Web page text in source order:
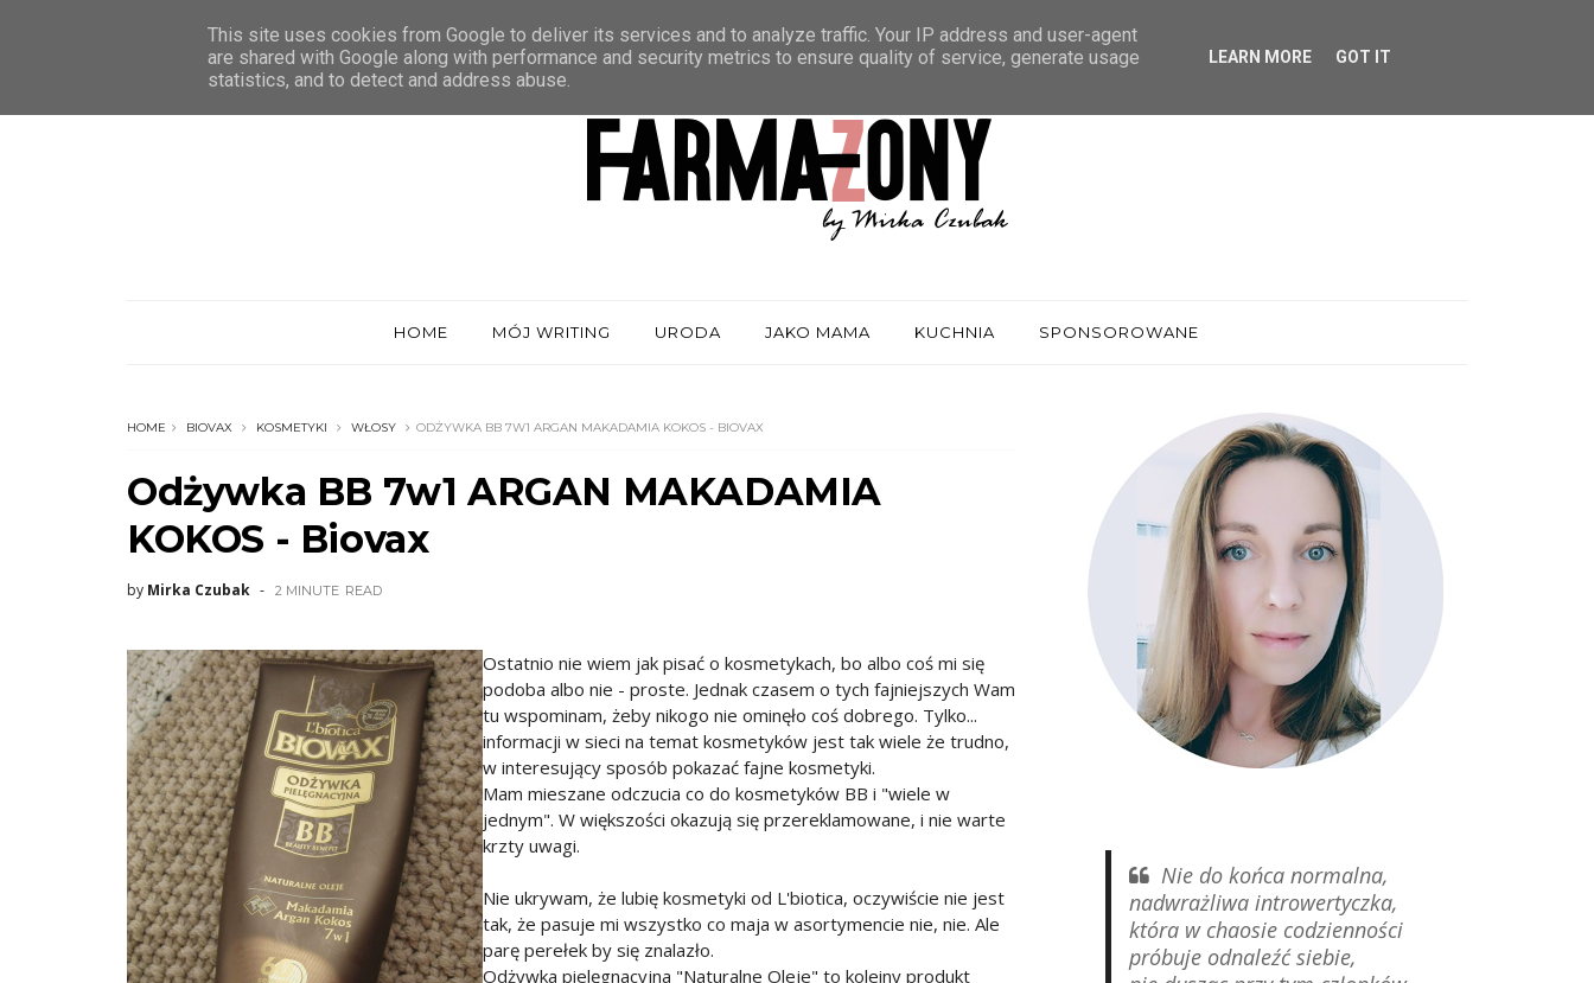
WSPÓŁPRACA POLITYKA PRYWATNOŚCI
HOME MÓJ WRITING URODA JAKO MAMA KUCHNIA SPONSOROWANE
HOME BIOVAX KOSMETYKI WŁOSY ODŻYWKA BB 7W1 ARGAN MAKADAMIA KOKOS - BIOVAX
Odżywka BB 7w1 ARGAN MAKADAMIA
KOKOS - Biovax
by Mirka Czubak 2 MINUTE READ
Ostatnio nie wiem jak pisać o kosmetykach, bo albo coś mi się
podoba albo nie - proste. Jednak czasem o tych fajniejszych Wam
tu wspominam, żeby nikogo nie ominęło coś dobrego. Tylko...
informacji w sieci na temat kosmetyków jest tak wiele że trudno,
w interesujący sposób pokazać fajne kosmetyki.
Mam mieszane odczucia co do kosmetyków BB i "wiele w
jednym". W większości okazują się przereklamowane, i nie warte
krzty uwagi.
Nie ukrywam, że lubię kosmetyki od L'biotica, oczywiście nie jest
tak, że pasuje mi wszystko co maja w asortymencie nie, nie. Ale
parę perełek by się znalazło.
Odżywka pielęgnacyjna "Naturalne Oleje" to koleiny produkt
Nie do końca normalna,
nadwrażliwa introwertyczka,
która w chaosie codzienności
próbuje odnaleźć siebie,
This site uses cookies from Google to deliver its services and to analyze traffic. Your IP address and user-agent
are shared with Google along with performance and security metrics to ensure quality of service, generate usage
statistics, and to detect and address abuse.
LEARN MORE GOT IT